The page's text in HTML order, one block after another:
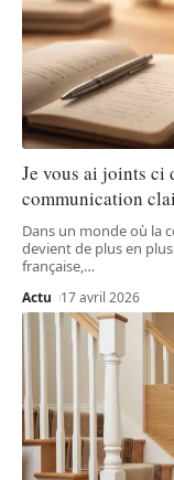
Je vous ai joints ci
communication
Dans un monde où la
devient de plus en
française,…
Actu 17 avril 2026